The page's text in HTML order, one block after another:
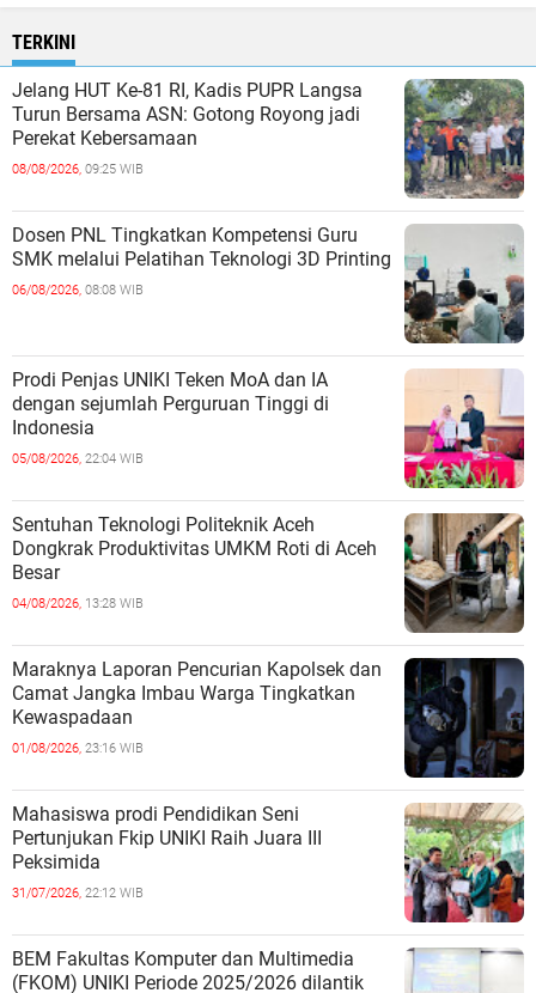
TERKINI
Jelang HUT Ke-81 RI, Kadis PUPR Langsa
Turun Bersama ASN: Gotong Royong jadi
Perekat Kebersamaan
08/08/2026, 09:25 WIB
Dosen PNL Tingkatkan Kompetensi Guru
SMK melalui Pelatihan Teknologi 3D Printing
06/08/2026, 08:08 WIB
Prodi Penjas UNIKI Teken MoA dan IA
dengan sejumlah Perguruan Tinggi di
Indonesia
05/08/2026, 22:04 WIB
Sentuhan Teknologi Politeknik Aceh
Dongkrak Produktivitas UMKM Roti di Aceh
Besar
04/08/2026, 13:28 WIB
Maraknya Laporan Pencurian Kapolsek dan
Camat Jangka Imbau Warga Tingkatkan
Kewaspadaan
01/08/2026, 23:16 WIB
Mahasiswa prodi Pendidikan Seni
Pertunjukan Fkip UNIKI Raih Juara III
Peksimida
31/07/2026, 22:12 WIB
BEM Fakultas Komputer dan Multimedia
(FKOM) UNIKI Periode 2025/2026 dilantik